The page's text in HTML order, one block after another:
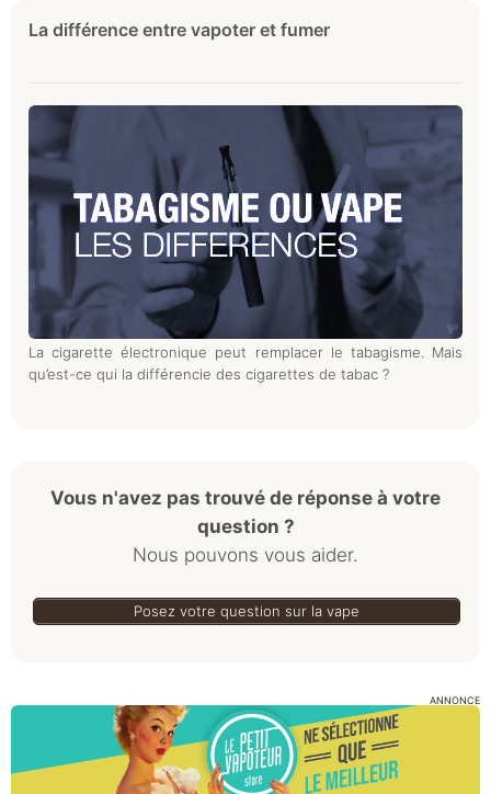
La différence entre vapoter et fumer
La cigarette électronique peut remplacer le tabagisme. Mais
qu’est-ce qui la différencie des cigarettes de tabac ?
Vous n'avez pas trouvé de réponse à votre
question ?
Nous pouvons vous aider.
Posez votre question sur la vape
ANNONCE